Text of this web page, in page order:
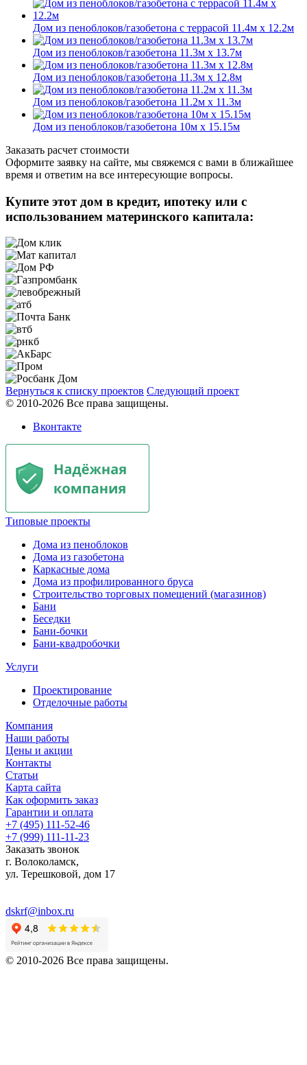
Дом из пеноблоков/газобетона с террасой 11.4м х 12.2м
Дом из пеноблоков/газобетона 11.3м х 13.7м
Дом из пеноблоков/газобетона 11.3м х 12.8м
Дом из пеноблоков/газобетона 11.2м х 11.3м
Дом из пеноблоков/газобетона 10м х 15.15м
Заказать расчет стоимости
Оформите заявку на сайте, мы свяжемся с вами в ближайшее
время и ответим на все интересующие вопросы.
Купите этот дом в кредит, ипотеку или с
использованием материнского капитала:
Вернуться к списку проектов Следующий проект
© 2010-2026 Все права защищены.
Вконтакте
Типовые проекты
Дома из пеноблоков
Дома из газобетона
Каркасные дома
Дома из профилированного бруса
Строительство торговых помещений (магазинов)
Бани
Беседки
Бани-бочки
Бани-квадробочки
Услуги
Проектирование
Отделочные работы
Компания
Наши работы
Цены и акции
Контакты
Статьи
Карта сайта
Как оформить заказ
Гарантии и оплата
+7 (495) 111-52-46
+7 (999) 111-11-23
Заказать звонок
г. Волоколамск,
ул. Терешковой, дом 17
dskrf@inbox.ru
© 2010-2026 Все права защищены.